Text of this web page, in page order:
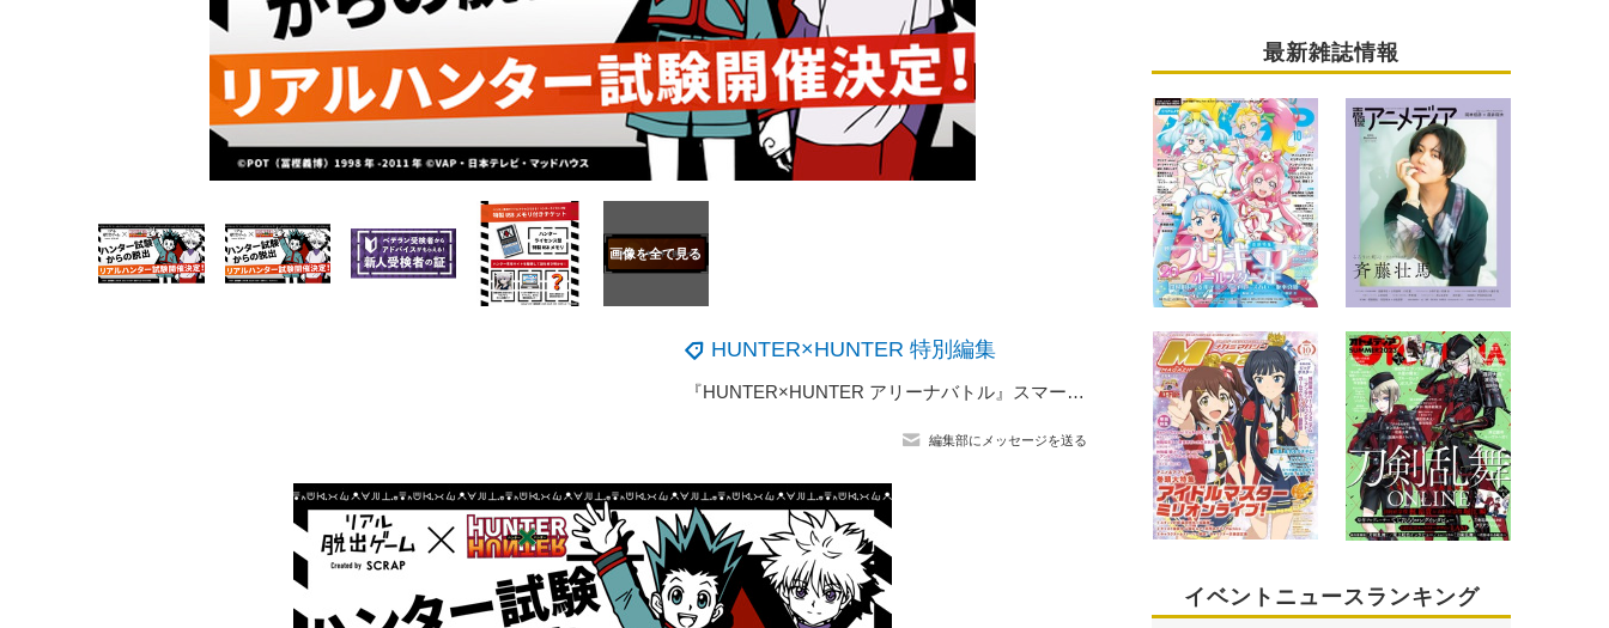
HUNTER×HUNTER 特別編集
『HUNTER×HUNTER アリーナバトル』スマートフォンのカメラで楽しめる「念能力カメラ」が登場︕
編集部にメッセージを送る
最新雑誌情報
イベントニュースランキング